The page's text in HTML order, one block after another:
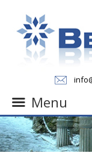
Menu
Skip
to
content